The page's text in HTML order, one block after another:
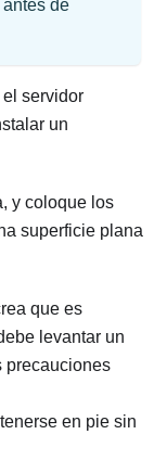
de
servidor
un
y coloque los
superficie plana
que es
levantar un
precauciones
en pie sin